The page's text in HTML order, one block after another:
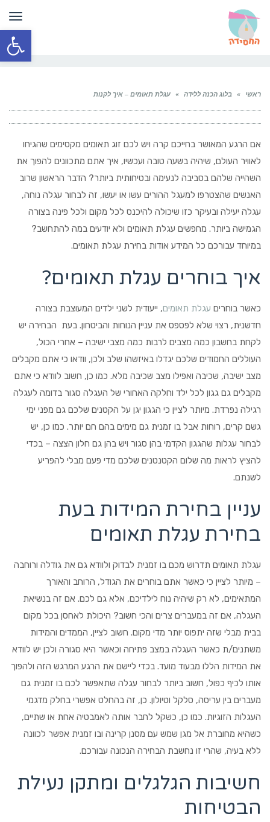
פתח
ראשי » בלוג הכנה ללידה » עגלת תאומים – איך לקנות
אם הרגע המאושר בחייכם קרה ויש לכם זוג תאומים מקסימים שהגיחו
לאוויר העולם, שיהיה בשעה טובה ועכשיו, איך אתם מתכוונים להפוך את
השהייה שלהם בסביבה לנעימה ובטיחותית ביותר? הדבר הראשון שרוב
האנשים שהצטרפו למעגל ההורים עשו או יעשו, זה לבחור עגלה נוחה,
עגלה יעילה ובעיקר כזו שיכולה להיכנס לכל מקום ולכל פינה בצורה
הגמישה ביותר. מחפשים עגלת תאומים ולא יודעים במה להתחשב?
במיוחד עבורכם כל המידע אודות בחירת עגלת תאומים.
איך בוחרים עגלת תאומים?
כאשר בוחרים עגלת תאומים, ייעודית לשני ילדים המעוצבת בצורה
חדשנית, רצוי שלא לפספס את עניין הנוחות והביטחון. בעת הבחירה יש
לקחת בחשבון כמה מצבים לרבות כמה מצבי ישיבה – אחרי הכול,
העוללים החמודים שלכם יגדלו באיזשהו שלב ולכן, וודאו כי אתם מקבלים
מצב ישיבה, שכיבה ואפילו מצב שכיבה מלא. כמו כן, חשוב לוודא כי אתם
מקבלים גם גגון לכל ילד וחלקה האחורי של העגלה סגור בדומה לעגלה
רגילה נפרדת. מיותר לציין כי הגגון יגן על הקטנים שלכם גם מפני ימי
גשם קרים, רוחות אבל בו זמנית גם מימים בהם חם יותר. כמו כן, יש
לבחור עגלות שהגגון הקדמי בהן סגור ויש בהן גם חלון הצצה – בכדי
להציץ לראות מה שלום הקטנטנים שלכם מדי פעם מבלי להפריע
לשנתם.
עניין בחירת המידות בעת
בחירת עגלת תאומים
עגלת תאומים תדרוש מכם בו זמנית לבדוק ולוודא גם את גודלה ורוחבה
– מיותר לציין כי כאשר אתם בוחרים את הגודל, הרוחב והאורך
המתאימים, לא רק שיהיה נוח לילדיכם, אלא גם לכם. אם זה בנשיאת
העגלה, אם זה במעברים צרים והכי חשוב? היכולת לאחסן בכל מקום
בבית מבלי שזה יתפוס יותר מדי מקום. חשוב לציין, הממדים והמידות
משתנים/ת כאשר העגלה במצב פתיחה וכאשר היא סגורה ולכן יש לוודא
את המידות הללו מבעוד מועד. בכדי ליישם את הרגע המרגש הזה ולהפוך
אותו לכיף כפול, חשוב ביותר לבחור עגלה שתאפשר לכם בו זמנית גם
מעברים בין עריסה, סלקל וטיולון. כן, זה בהחלט אפשרי בחלק מדגמי
העגלות הזוגיות. כמו כן, כשקל לחבר אותה לאמבטיה אחת או שתיים,
כשהיא מחוברת אל מגן שמש עם מסנן קרינה ובו זמנית אפשר לכוונה
ללא בעיה, שהרי זו נחשבת הבחירה הנכונה עבורכם.
חשיבות הגלגלים ומתקן נעילת
הבטיחות